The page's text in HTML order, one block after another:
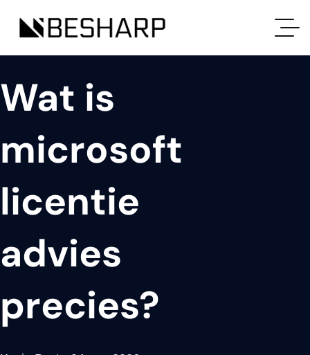
Wat is
microsoft
licentie
advies
precies?